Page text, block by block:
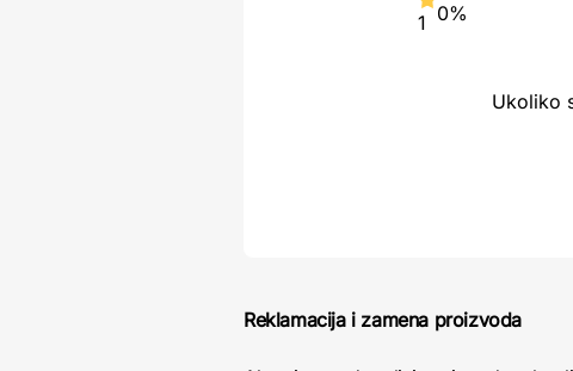
1 0%
Ukoliko
Reklamacija i zamena proizvoda